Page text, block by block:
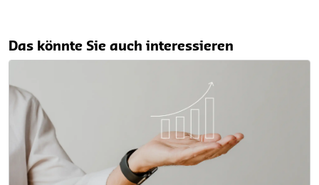
Das könnte Sie auch interessieren